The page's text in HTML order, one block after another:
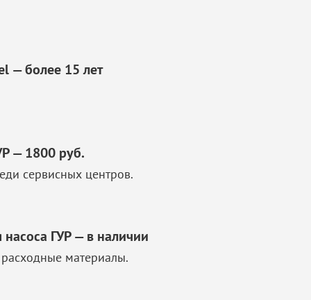
— более 15 лет
— 1800 руб.
сервисных центров.
ГУР — в наличии
материалы.